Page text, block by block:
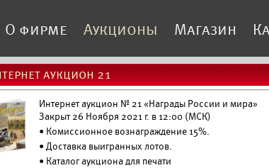
О фирме Аукционы Магазин
аукцион 21
Интернет аукцион № 21 «Награды России и мира»
Закрыт 26 Ноября 2021 г. в 12:00 (МСК)
• Комиссионное вознаграждение 15%.
•Доставка выигранных лотов.
• Каталог аукциона для печати